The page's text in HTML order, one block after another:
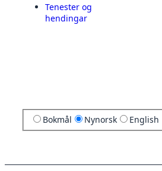
Tenester og
hendingar
Bokmål Nynorsk English